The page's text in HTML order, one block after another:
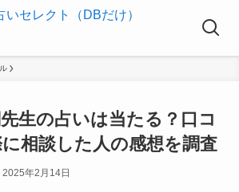
先生の占いは当たる？口コ
相談した人の感想を調査
2025年2月14日